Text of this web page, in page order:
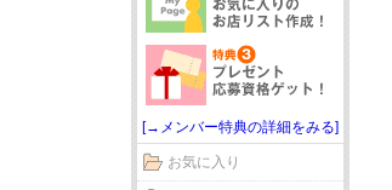
[→メンバー特典の詳細をみる]
お気に入り